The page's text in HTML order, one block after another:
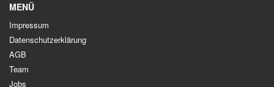
MENÜ
Impressum
Datenschutzerklärung
AGB
Team
Jobs